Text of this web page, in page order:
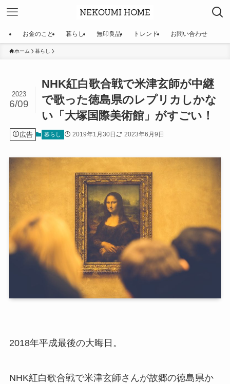
お金のこと 暮らし 無印良品 トレンド お問い合わせ
ホーム 暮らし
NHK紅白歌合戦で米津玄師が中継
で歌った徳島県のレプリカしかな
い「大塚国際美術館」がすごい！
2023
6/09
広告 暮らし 2019年1月30日 2023年6月9日
2018年平成最後の大晦日。
NHK紅白歌合戦で米津玄師さんが故郷の徳島県か